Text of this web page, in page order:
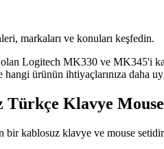
markaları ve konuları keşfedin.
Logitech MK330 ve MK345'i
hangi ürünün ihtiyaçlarınıza daha
Klavye
kablosuz klavye ve mouse